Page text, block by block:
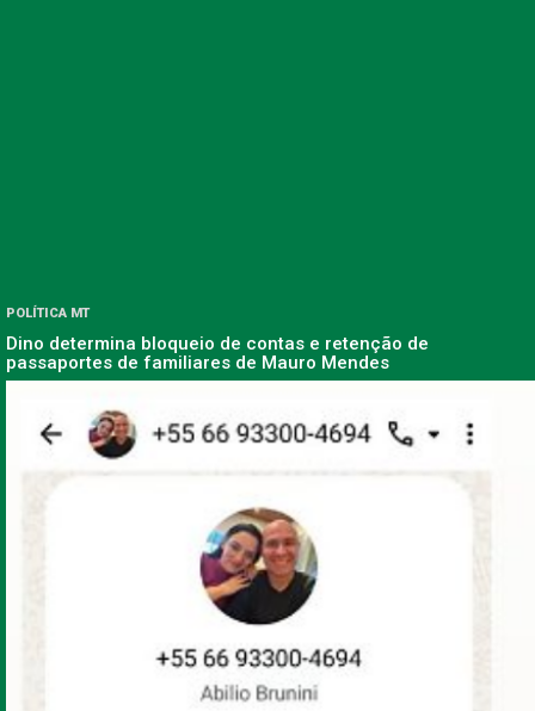
POLÍTICA MT
Dino determina bloqueio de contas e retenção de
passaportes de familiares de Mauro Mendes